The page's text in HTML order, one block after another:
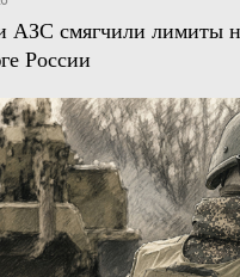
АЗС смягчили лимиты
России